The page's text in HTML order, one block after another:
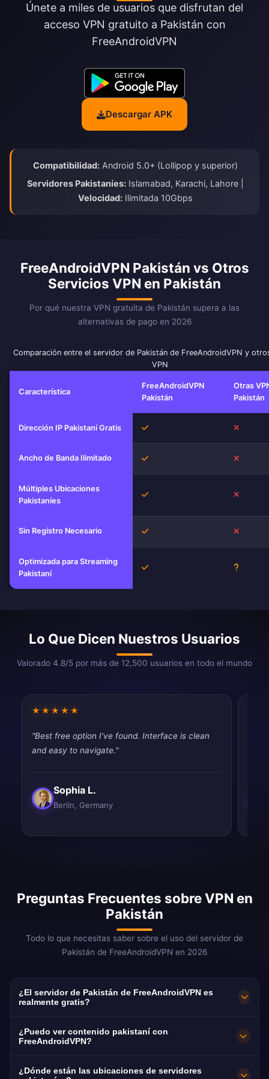
Únete a miles de usuarios que disfrutan del
acceso VPN gratuito a Pakistán con
FreeAndroidVPN
Descargar APK
Compatibilidad: Android 5.0+ (Lollipop y superior)
Servidores Pakistaníes: Islamabad, Karachi, Lahore |
Velocidad: Ilimitada 10Gbps
FreeAndroidVPN Pakistán vs Otros
Servicios VPN en Pakistán
Por qué nuestra VPN gratuita de Pakistán supera a las
alternativas de pago en 2026
Comparación entre el servidor de Pakistán de FreeAndroidVPN y
VPN
Característica
FreeAndroidVPN
Pakistán
Otras
Pakistán
Dirección IP Pakistaní Gratis Sí
Ancho de Banda Ilimitado Sí
Múltiples Ubicaciones
Pakistaníes
Sí
Sin Registro Necesario Sí
Optimizada para Streaming
Pakistaní
Sí
Lo Que Dicen Nuestros Usuarios
Valorado 4.8/5 por más de 12,500 usuarios en todo el mundo
★★★★★
"Best free option I've found. Interface is clean
and easy to navigate."
Sophia L.
Berlin, Germany
Preguntas Frecuentes sobre VPN en
Pakistán
Todo lo que necesitas saber sobre el uso del servidor de
Pakistán de FreeAndroidVPN en 2026
¿El servidor de Pakistán de FreeAndroidVPN es
realmente gratis?
¡Sí! El servidor de Pakistán de FreeAndroidVPN
es 100% gratis. Esencial para más de 10
¿Puedo ver contenido pakistaní con
FreeAndroidVPN?
Nuestra VPN de Pakistán está optimizada para
¿Dónde están las ubicaciones de servidores